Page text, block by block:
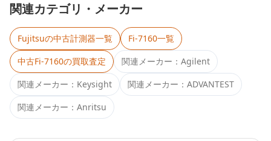
関連カテゴリ・メーカー
Fujitsuの中古計測器一覧 Fi-7160一覧
中古Fi-7160の買取査定 関連メーカー： Agilent
関連メーカー： Keysight 関連メーカー： ADVANTEST
関連メーカー： Anritsu